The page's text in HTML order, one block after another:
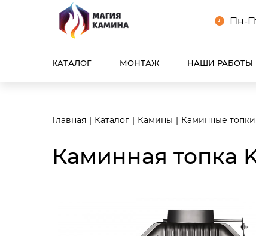
<meta name="robots" content="noindex, follow"/>
Пн-
КАТАЛОГ МОНТАЖ НАШИ РАБОТЫ
Главная Каталог Камины Каминные топки
Каминная топка